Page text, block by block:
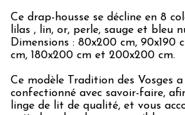
Ce drap-housse se décline en 8
lilas , lin, or, perle, sauge et bleu
Dimensions : 80x200 cm, 90x190
cm, 180x200 cm et 200x200 cm.
Ce modèle Tradition des Vosges
confectionné avec savoir-faire,
linge de lit de qualité, et vous